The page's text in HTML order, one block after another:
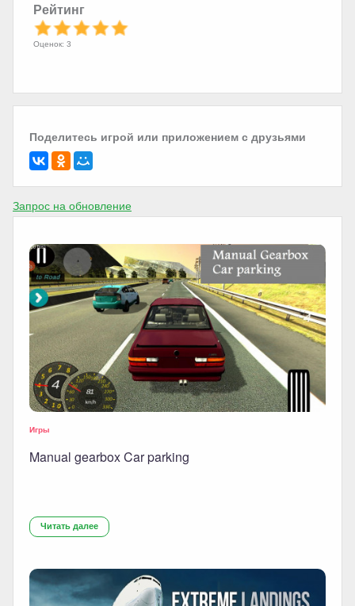
Рейтинг
Оценок: 3
Поделитесь игрой или приложением с друзьями
Запрос на обновление
Игры
Manual gearbox Car parking
Читать далее